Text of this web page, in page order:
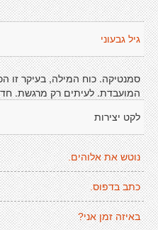
גיל גבעוני
סמנטיקה. כוח המילה, בעיקר
המועבדת. לעיתים רק מרגשת.
לקט יצירות
נוטש את אלוהים.
כתב בדפוס.
באיזה זמן אני?